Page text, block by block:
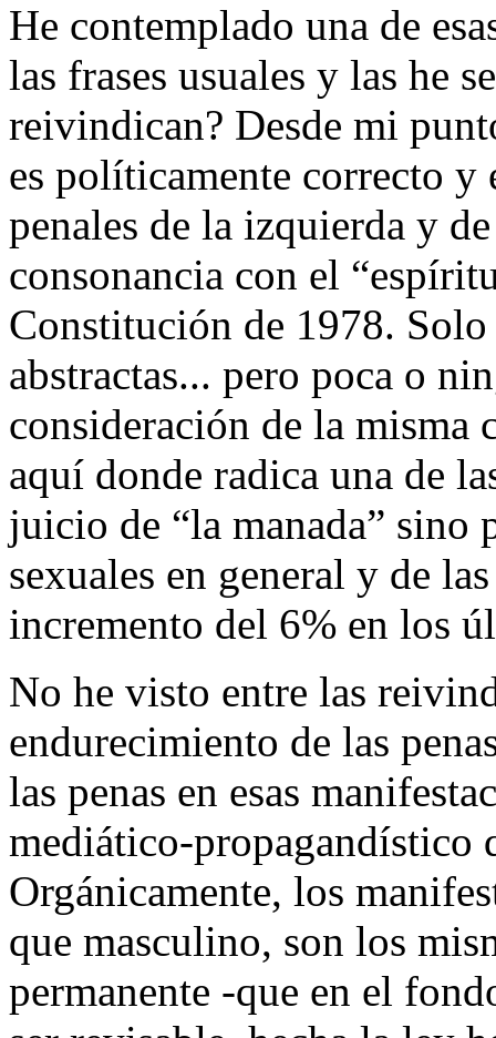
He contemplado una de
las frases usuales y las he
reivindican? Desde mi
es políticamente correcto y
penales de la izquierda y
consonancia con el
Constitución de 1978.
abstractas... pero poca o
consideración de la misma
aquí donde radica una de
juicio de “la manada” sino
sexuales en general y de
incremento del 6% en los
No he visto entre las
endurecimiento de las
las penas en esas
mediático-propagandístico
Orgánicamente, los
que masculino, son los
permanente -que en el